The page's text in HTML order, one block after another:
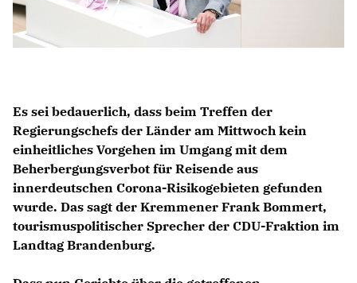
Es sei bedauerlich, dass beim Treffen der
Regierungschefs der Länder am Mittwoch kein
einheitliches Vorgehen im Umgang mit dem
Beherbergungsverbot für Reisende aus
innerdeutschen Corona-Risikogebieten gefunden
wurde. Das sagt der Kremmener Frank Bommert,
tourismuspolitischer Sprecher der CDU-Fraktion im
Landtag Brandenburg.